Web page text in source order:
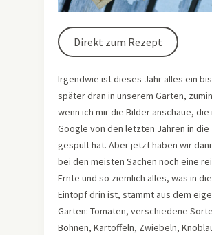
Direkt zum Rezept
Irgendwie ist dieses Jahr alles ein
später dran in unserem Garten,
wenn ich mir die Bilder anschaue, die
Google von den letzten Jahren in die
gespült hat. Aber jetzt haben wir
bei den meisten Sachen noch eine
Ernte und so ziemlich alles, was in
Eintopf drin ist, stammt aus dem
Garten: Tomaten, verschiedene
Bohnen, Kartoffeln, Zwiebeln,